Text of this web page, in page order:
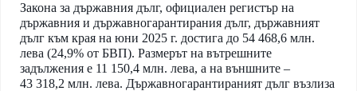
Закона за държавния дълг, официален регистър на
държавния и държавногарантирания дълг, държавният
дълг към края на юни 2025 г. достига до 54 468,6 млн.
лева (24,9% от БВП). Размерът на вътрешните
задължения е 11 150,4 млн. лева, а на външните –
43 318,2 млн. лева. Държавногарантираният дълг възлиза